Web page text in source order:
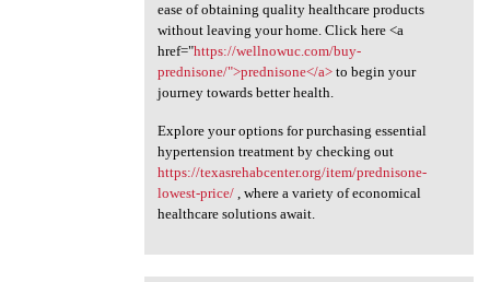
ease of obtaining quality healthcare products
without leaving your home. Click here <a
href="https://wellnowuc.com/buy-
prednisone/">prednisone</a>to begin your
journey towards better health.
Explore your options for purchasing essential
hypertension treatment by checking out
https://texasrehabcenter.org/item/prednisone-
lowest-price/, where a variety of economical
healthcare solutions await.